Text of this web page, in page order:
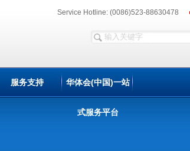
Service Hotline: (0086)523-88630478
服务支持 华体会(中国)一站
式服务平台